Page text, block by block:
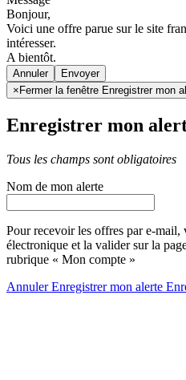
Bonjour,
Voici une offre parue sur le site
intéresser.
A bientôt.
Annuler
× Fermer la fenêtre Enregistrer mon
Enregistrer mon
Tous les champs sont obligatoires
Nom de mon alerte
Pour recevoir les offres par e-mail,
électronique et la valider sur la
rubrique « Mon compte »
AnnulerEnregistrer mon alerte